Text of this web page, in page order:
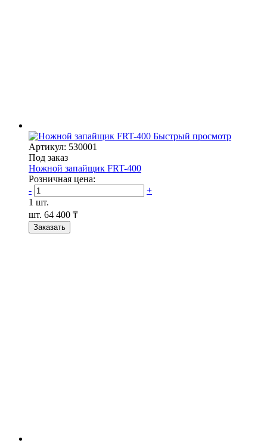
Быстрый просмотр
Артикул: 530001
Под заказ
Ножной запайщик FRT-400
Розничная цена:
-
+
1 шт.
шт. 64 400 ₸
Заказать